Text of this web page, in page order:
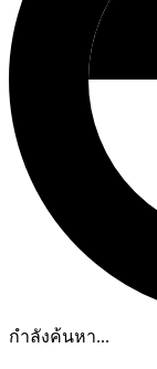
กำลังค้นหา...